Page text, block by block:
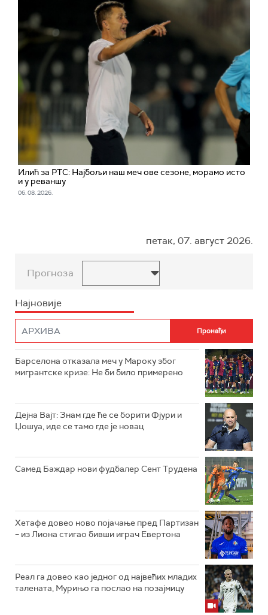
Илић за РТС: Најбољи наш меч ове сезоне, морамо исто
и у реваншу
06. 08. 2026.
петак, 07. август 2026.
Прогноза
Најновије
Барселона отказала меч у Мароку због
мигрантске кризе: Не би било примерено
Дејна Вајт: Знам где ће се борити Фјури и
Џошуа, иде се тамо где је новац
Самед Баждар нови фудбалер Сент Трудена
Хетафе довео ново појачање пред Партизан
– из Лиона стигао бивши играч Евертона
Реал га довео као једног од највећих младих
талената, Мурињо га послао на позајмицу